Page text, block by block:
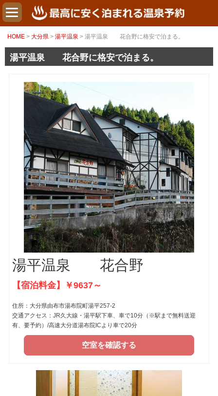
HOME > 大分県 > 湯平温泉 > 湯平温泉 花合野に格安で泊まる。
湯平温泉 花合野に格安で泊まる。
湯平温泉 花合野
【宿泊料金】￥9637～
住所：大分県由布市湯布院町湯平257-2
交通アクセス：JR久大線・湯平駅下車、車で10分（※駅まで無料送迎
有、要予約）/高速大分道湯布院ICより車で20分
空室を確認する